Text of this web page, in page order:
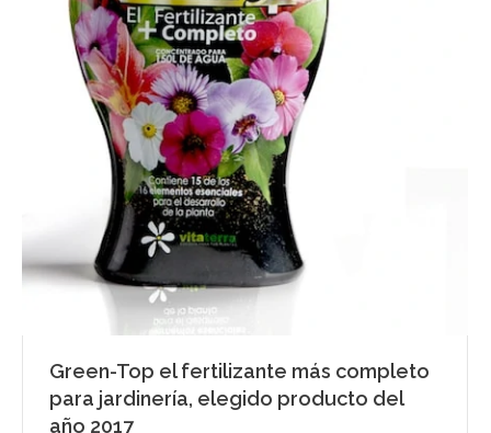
Green-Top el fertilizante más completo
para jardinería, elegido producto del
año 2017